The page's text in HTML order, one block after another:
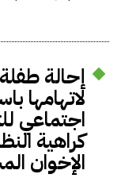
إحالة
لاتهامها
اجتماعي
كراهية
الإخوان